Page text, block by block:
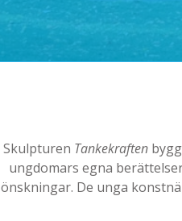
Skulpturen Tankekraften
ungdomars egna
önskningar. De unga